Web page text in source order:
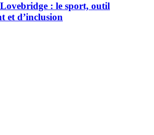
: le sport, outil
et d’inclusion